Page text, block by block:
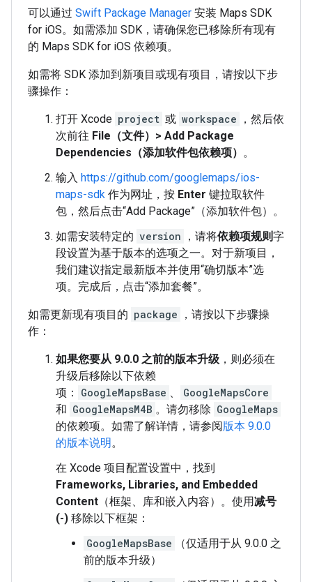
可以通过 Swift Package Manager 安装 Maps SDK
for iOS。如需添加 SDK，请确保您已移除所有现有
的 Maps SDK for iOS 依赖项。
如需将 SDK 添加到新项目或现有项目，请按以下步
骤操作：
打开 Xcode project 或 workspace
，然后依
次前往 File（文件）> Add Package
Dependencies（添加软件包依赖项） 。
输入 https://github.com/googlemaps/ios-
maps-sdk 作为网址，按 Enter 键拉取软件
包，然后点击“Add Package”（添加软件包）。
如需安装特定的 version ，请将依赖项规则字
段设置为基于版本的选项之一。对于新项目，
我们建议指定最新版本并使用“确切版本”选
项。完成后，点击“添加套餐”。
如需更新现有项目的 package
，请按以下步骤操
作：
如果您要从 9.0.0 之前的版本升级 ，则必须在
升级后移除以下依赖
项：
GoogleMapsBase 、
GoogleMapsCore
和 GoogleMapsM4B 。请勿移除 GoogleMaps
的依赖项。如需了解详情，请参阅版本 9.0.0
的版本说明。
在 Xcode 项目配置设置中，找到
Frameworks, Libraries, and Embedded
Content （框架、库和嵌入内容）。使用减号
(-) 移除以下框架：
GoogleMapsBase
（仅适用于从 9.0.0 之
前的版本升级）